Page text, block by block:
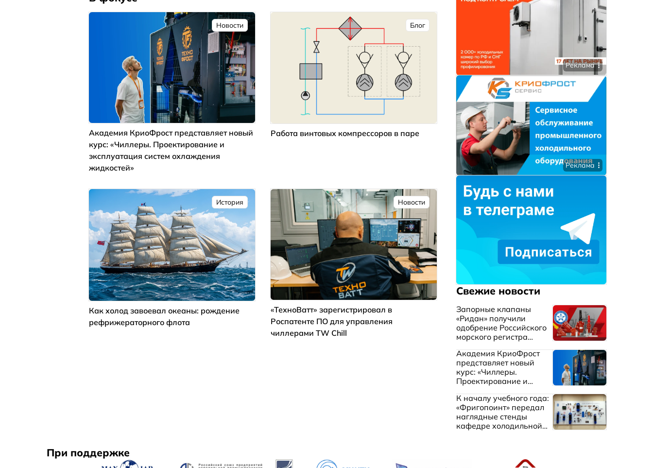
Новости
Академия КриоФрост представляет новый
курс: «Чиллеры. Проектирование и
эксплуатация систем охлаждения
жидкостей»
Блог
Работа винтовых компрессоров в паре
История
Как холод завоевал океаны: рождение
рефрижераторного флота
Новости
«ТехноВатт» зарегистрировал в
Роспатенте ПО для управления
чиллерами TW Chill
Реклама
Реклама
Свежие новости
Запорные клапаны
«Ридан» получили
одобрение Российского
морского регистра
Академия КриоФрост
представляет новый
курс: «Чиллеры.
Проектирование и
охлаждения жидкостей»
К началу учебного года:
«Фригопоинт» передал
наглядные стенды
кафедре холодильной
При поддержке